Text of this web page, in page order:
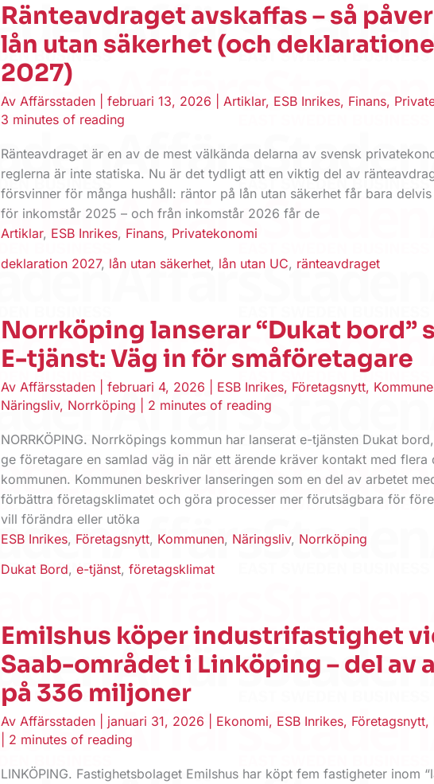
Ränteavdraget avskaffas – så
lån utan säkerhet (och
2027)
AvAffärsstaden |februari 13, 2026 |Artiklar, ESB Inrikes, Finans,
3 minutes of reading
Ränteavdraget är en av de mest välkända delarna av svensk
reglerna är inte statiska. Nu är det tydligt att en viktig del av
försvinner för många hushåll: räntor på lån utan säkerhet får bara
för inkomstår 2025 – och från inkomstår 2026 får de
Artiklar, ESB Inrikes, Finans, Privatekonomi
deklaration 2027, lån utan säkerhet, lån utan UC, ränteavdraget
Norrköping lanserar “Dukat bord”
E-tjänst: Väg in för småföretagare
Av Affärsstaden |februari 4, 2026 ESB Inrikes, Företagsnytt,
Näringsliv, Norrköping 2 minutes of reading
NORRKÖPING. Norrköpings kommun har lanserat e-tjänsten Dukat
ge företagare en samlad väg in när ett ärende kräver kontakt med flera
kommunen. Kommunen beskriver lanseringen som en del av arbetet
förbättra företagsklimatet och göra processer mer förutsägbara för
vill förändra eller utöka
ESB Inrikes, Företagsnytt, Kommunen, Näringsliv, Norrköping
Dukat Bord,e-tjänst,företagsklimat
Emilshus köper industrifastighet
Saab-området i Linköping – del av
på 336 miljoner
Av Affärsstaden januari 31, 2026 Ekonomi, ESB Inrikes, Företagsnytt,
2 minutes of reading
LINKÖPING. Fastighetsbolaget Emilshus har köpt fem fastigheter inom